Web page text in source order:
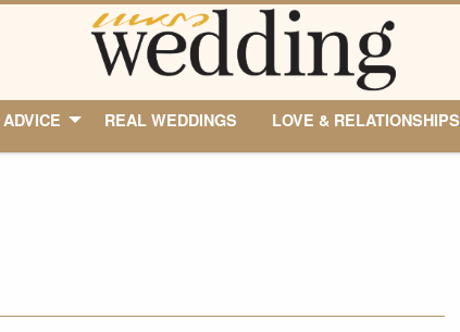
REAL WEDDINGS LOVE & RELATIONSHIPS